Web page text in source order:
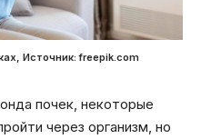
Источник: freepik.com
почек, некоторые
через организм, но